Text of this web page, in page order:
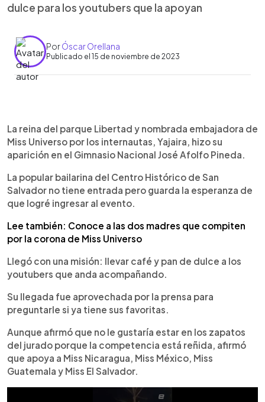
dulce para los youtubers que la apoyan
PorÓscar Orellana
Publicado el 15 de noviembre de 2023
Escuchar artículo
La reina del parque Libertad y nombrada embajadora de
Miss Universo por los internautas, Yajaira, hizo su
aparición en el Gimnasio Nacional José Afolfo Pineda.
La popular bailarina del Centro Histórico de San
Salvador no tiene entrada pero guarda la esperanza de
que logré ingresar al evento.
Lee también: Conoce a las dos madres que compiten
por la corona de Miss Universo
Llegó con una misión: llevar café y pan de dulce a los
youtubers que anda acompañando.
Su llegada fue aprovechada por la prensa para
preguntarle si ya tiene sus favoritas.
Aunque afirmó que no le gustaría estar en los zapatos
del jurado porque la competencia está reñida, afirmó
que apoya a Miss Nicaragua, Miss México, Miss
Guatemala y Miss El Salvador.